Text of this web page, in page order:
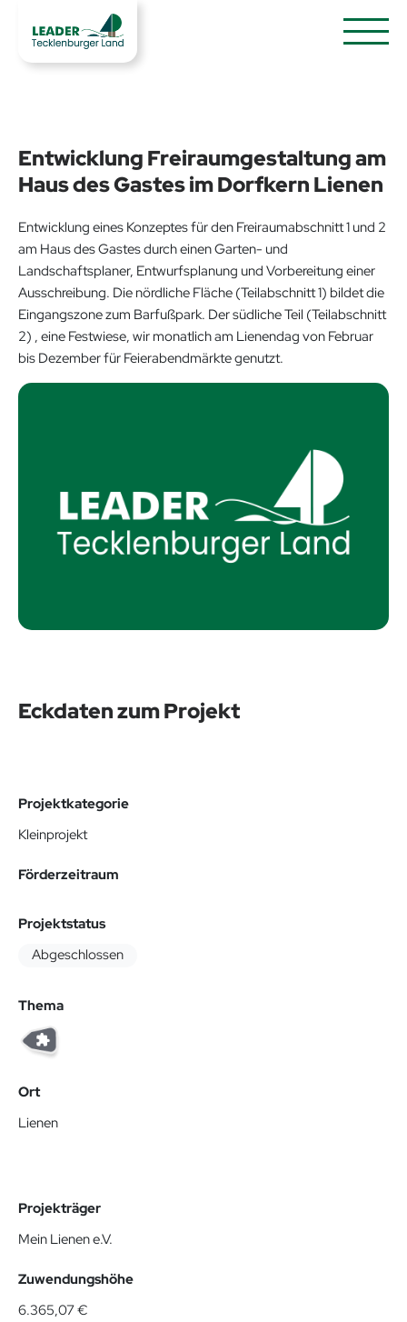
Entwicklung Freiraumgestaltung am
Haus des Gastes im Dorfkern Lienen
Entwicklung eines Konzeptes für den Freiraumabschnitt 1 und 2
am Haus des Gastes durch einen Garten- und
Landschaftsplaner, Entwurfsplanung und Vorbereitung einer
Ausschreibung. Die nördliche Fläche (Teilabschnitt 1) bildet die
Eingangszone zum Barfußpark. Der südliche Teil (Teilabschnitt
2) , eine Festwiese, wir monatlich am Lienendag von Februar
bis Dezember für Feierabendmärkte genutzt.
Eckdaten zum Projekt
Projektkategorie
Kleinprojekt
Förderzeitraum
Projektstatus
Abgeschlossen
Thema
Ort
Lienen
Projekträger
Mein Lienen e.V.
Zuwendungshöhe
6.365,07 €